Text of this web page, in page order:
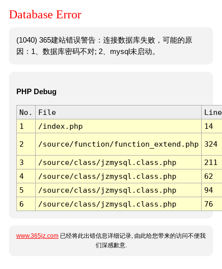
Database Error
(1040) 365建站错误警告：连接数据库失败，可能的原
因：1、数据库密码不对; 2、mysql未启动。
PHP Debug
No. File
Line
1
/index.php 14
2 /source/function/function_extend.php 324
3 /source/class/jzmysql.class.php
211
4
/source/class/jzmysql.class.php
62
5
/source/class/jzmysql.class.php
94
6
/source/class/jzmysql.class.php 76
www.365jz.com 已经将此出错信息详细记录, 由此给您带来的访问不便我
们深感歉意.